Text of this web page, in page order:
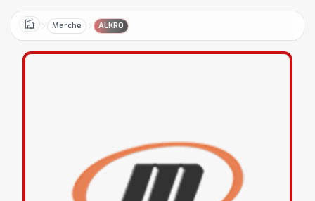
HomeMarche ALKRO